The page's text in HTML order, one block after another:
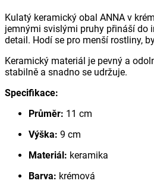
Kulatý keramický obal ANNA v
jemnými svislými pruhy přináší do
detail. Hodí se pro menší rostliny,
Keramický materiál je pevný a
stabilně a snadno se udržuje.
Specifikace:
Průměr: 11 cm
Výška: 9 cm
Materiál: keramika
Barva: krémová